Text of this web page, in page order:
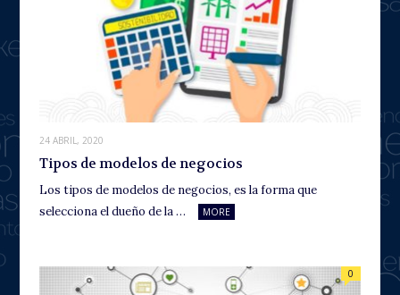
24 ABRIL, 2020
Tipos de modelos de negocios
Los tipos de modelos de negocios, es la forma que
selecciona el dueño de la …
MORE
0